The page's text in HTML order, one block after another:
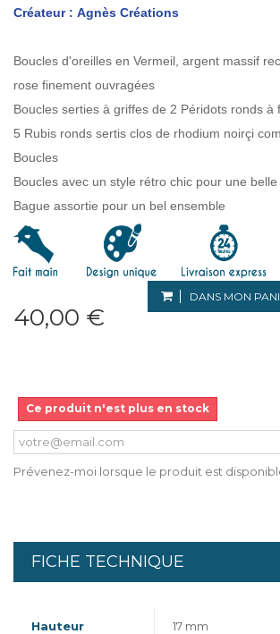
Créateur : Agnès Créations
Boucles d'oreilles en Vermeil, argent massif
rose finement ouvragées
Boucles serties à griffes de 2 Péridots ronds à
5 Rubis ronds sertis clos de rhodium noirçi
Boucles
Boucles avec un style rétro chic pour une
Bague assortie pour un bel ensemble
40,00 €
DANS MON
Ce produit n'est plus en stock
Prévenez-moi lorsque le produit est
FICHE TECHNIQUE
Hauteur 17 mm